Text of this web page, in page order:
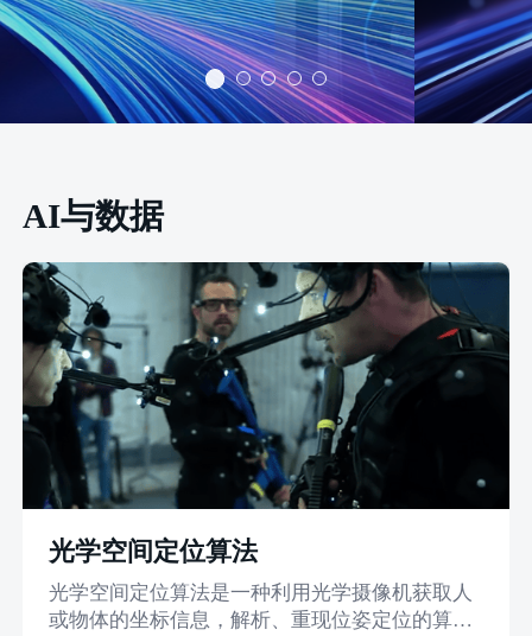
AI与数据
光学空间定位算法
光学空间定位算法是一种利用光学摄像机获取人
或物体的坐标信息，解析、重现位姿定位的算